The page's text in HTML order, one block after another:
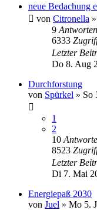
neue Bedachung
von Citronella »
9 Antworten
6333
Letzter
Do 8. Aug
Durchforstung
von Spürkel » So
1
2
10
8523
Letzter
Di 7. Mai
Energiepaß 2030
von Juel » Mo 5.